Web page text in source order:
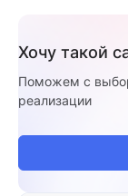
Хочу такой
Поможем с
реализации